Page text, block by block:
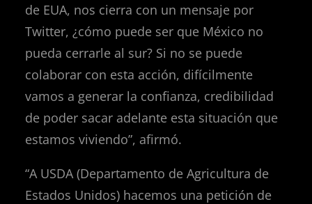
de EUA, nos cierra con un mensaje por
Twitter, ¿cómo puede ser que México no
pueda cerrarle al sur? Si no se puede
colaborar con esta acción, difícilmente
vamos a generar la confianza, credibilidad
de poder sacar adelante esta situación que
estamos viviendo”, afirmó.
“A USDA (Departamento de Agricultura de
Estados Unidos) hacemos una petición de